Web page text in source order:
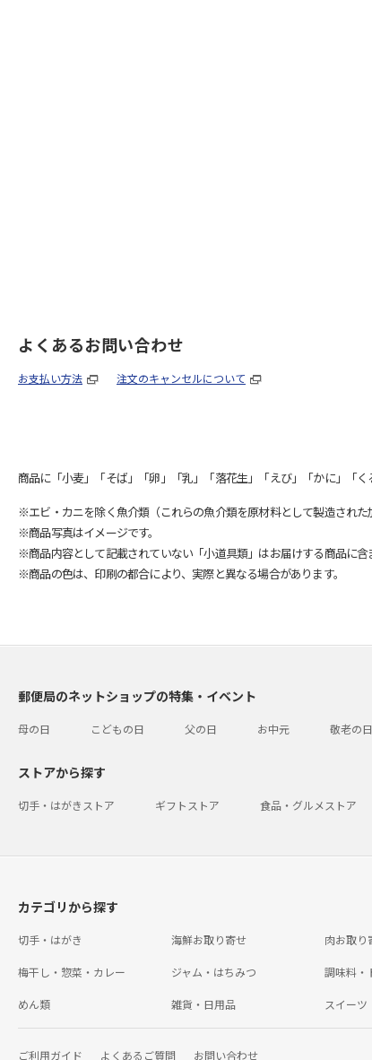
よくあるお問い合わせ
お支払い方法 注文のキャンセルについて
商品に「小麦」「そば」「卵」「乳」「落花生」「えび」「かに」「
※エビ・カニを除く魚介類（これらの魚介類を原材料として製造され
※商品写真はイメージです。
※商品内容として記載されていない「小道具類」はお届けする商品に含
※商品の色は、印刷の都合により、実際と異なる場合があります。
郵便局のネットショップの特集・イベント
母の日 こどもの日 父の日 お中元 敬老の日
ストアから探す
切手・はがきストア ギフトストア 食品・グルメストア
カテゴリから探す
切手・はがき 海鮮お取り寄せ 肉お取り
梅干し・惣菜・カレー ジャム・はちみつ 調味料・
めん類 雑貨・日用品 スイーツ
ご利用ガイド よくあるご質問 お問い合わせ